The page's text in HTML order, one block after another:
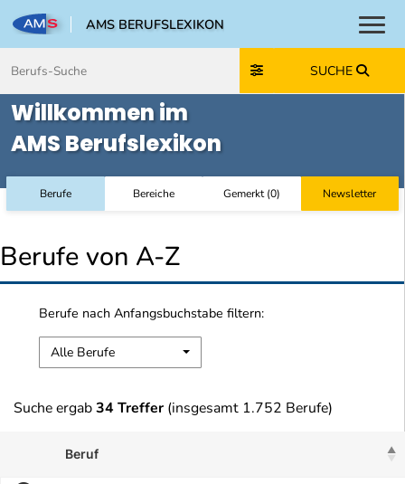
AMS BERUFSLEXIKON
SUCHE
Willkommen im
AMS Berufslexikon
Berufe Bereiche Gemerkt(0) Newsletter
Berufe von A-Z
Berufe nach Anfangsbuchstabe filtern:
Alle Berufe
Suche ergab34 Treffer (insgesamt 1.752 Berufe)
Beruf